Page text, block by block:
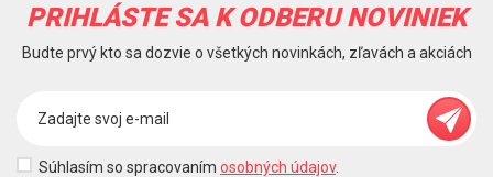
PRIHLÁSTE SA K ODBERU NOVINIEK
Budte prvý kto sa dozvie o všetkých novinkách, zľavách a akciách
Súhlasím so spracovaním osobných údajov.